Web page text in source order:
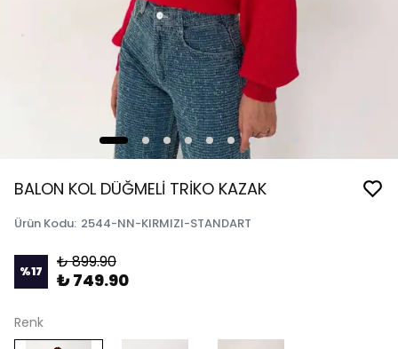
BALON KOL DÜĞMELİ TRİKO KAZAK
Ürün Kodu: 2544-NN-KIRMIZI-STANDART
%17 ₺ 899.90
₺ 749.90
Renk